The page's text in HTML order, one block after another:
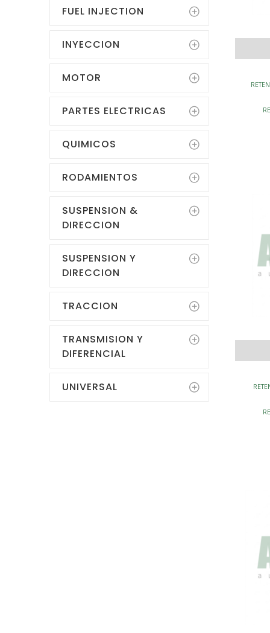
FUEL INJECTION
INYECCION
MOTOR
PARTES ELECTRICAS
QUIMICOS
RODAMIENTOS
SUSPENSION &
DIRECCION
SUSPENSION Y
DIRECCION
TRACCION
TRANSMISION Y
DIFERENCIAL
UNIVERSAL